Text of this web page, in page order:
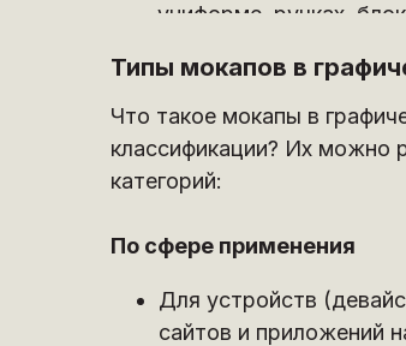
униформе, ручках,
Что такое мокапы в
классификации? Их можно
категорий:
По сфере применения
Для устройств
сайтов и приложений
Типы мокапов в